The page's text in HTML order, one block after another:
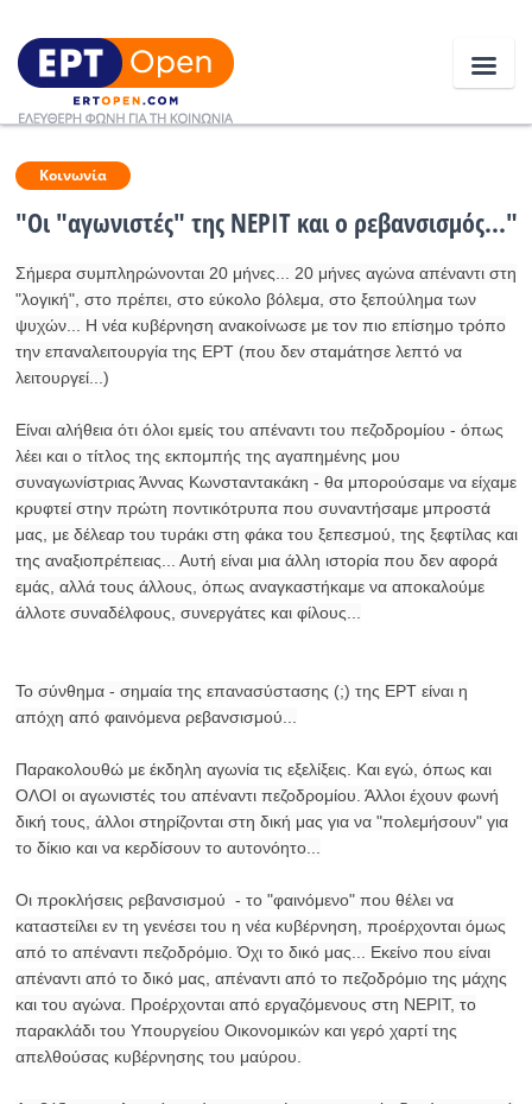
Ειδήσεις
Κοινωνία
Πολιτική
Αθλητικά
Κόσμος
Ραδιόφωνο LIVE
Κοινωνία
"Οι "αγωνιστές" της ΝΕΡΙΤ και ο ρεβανσισμός..."
Σήμερα συμπληρώνονται 20 μήνες... 20 μήνες αγώνα απέναντι στη
"λογική", στο πρέπει, στο εύκολο βόλεμα, στο ξεπούλημα των
ψυχών... Η νέα κυβέρνηση ανακοίνωσε με τον πιο επίσημο τρόπο
την επαναλειτουργία της ΕΡΤ (που δεν σταμάτησε λεπτό να
λειτουργεί...)
Είναι αλήθεια ότι όλοι εμείς του απέναντι του πεζοδρομίου - όπως
λέει και ο τίτλος της εκπομπής της αγαπημένης μου
συναγωνίστριας Άννας Κωνσταντακάκη - θα μπορούσαμε να είχαμε
κρυφτεί στην πρώτη ποντικότρυπα που συναντήσαμε μπροστά
μας, με δέλεαρ του τυράκι στη φάκα του ξεπεσμού, της ξεφτίλας και
της αναξιοπρέπειας... Αυτή είναι μια άλλη ιστορία που δεν αφορά
εμάς, αλλά τους άλλους, όπως αναγκαστήκαμε να αποκαλούμε
άλλοτε συναδέλφους, συνεργάτες και φίλους...
Το σύνθημα - σημαία της επανασύστασης (;) της ΕΡΤ είναι η
απόχη από φαινόμενα ρεβανσισμού...
Παρακολουθώ με έκδηλη αγωνία τις εξελίξεις. Και εγώ, όπως και
ΟΛΟΙ οι αγωνιστές του απέναντι πεζοδρομίου. Άλλοι έχουν φωνή
δική τους, άλλοι στηρίζονται στη δική μας για να "πολεμήσουν" για
το δίκιο και να κερδίσουν το αυτονόητο...
Οι προκλήσεις ρεβανσισμού - το "φαινόμενο" που θέλει να
καταστείλει εν τη γενέσει του η νέα κυβέρνηση, προέρχονται όμως
από το απέναντι πεζοδρόμιο. Όχι το δικό μας... Εκείνο που είναι
απέναντι από το δικό μας, απέναντι από το πεζοδρόμιο της μάχης
και του αγώνα. Προέρχονται από εργαζόμενους στη ΝΕΡΙΤ, το
παρακλάδι του Υπουργείου Οικονομικών και γερό χαρτί της
απελθούσας κυβέρνησης του μαύρου.